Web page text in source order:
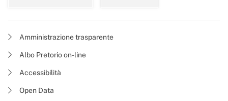
Amministrazione trasparente
Albo Pretorio on-line
Accessibilità
Open Data